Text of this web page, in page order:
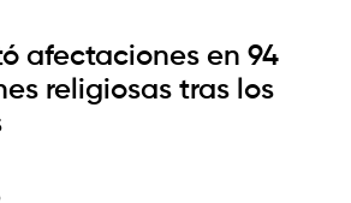
afectaciones en 94
religiosas tras los